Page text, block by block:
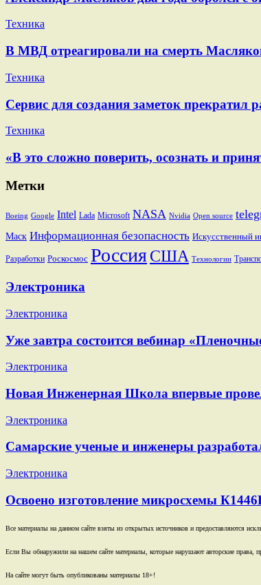
Техника
В МВД отреагировали на смерть
Техника
Сервис для создания заметок прекратил
Техника
«В это сложно поверить, осознать и
Метки
Boeing Google Intel Lada Microsoft NASA Nvidia Open source
Маск Информационная безопасность Искусственный
Разработки Роскосмос РоссияСША Технологии
Электроника
Электроника
Уже завтра состоится вебинар
Электроника
Новая Инженерная Школа впервые
Электроника
Самарские ученые и инженеры
Электроника
Освоено изготовление микросхемы
Все материалы на данном сайте взяты из открытых источников и предоставляются
Если Вы обнаружили на нашем сайте материалы, которые нарушают авторские
На сайте могут быть опубликованы материалы 18+!